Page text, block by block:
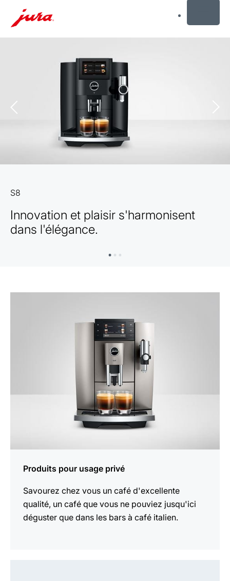
recherche
S8
Innovation et plaisir s'harmonisent
dans l'élégance.
Produits pour usage privé
Savourez chez vous un café d'excellente
qualité, un café que vous ne pouviez jusqu'ici
déguster que dans les bars à café italien.